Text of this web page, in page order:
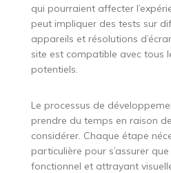
qui pourraient affecter
peut impliquer des tests sur
appareils et résolutions
site est compatible avec tous
potentiels.
Le processus de
prendre du temps en raison
considérer. Chaque étape
particulière pour s’assurer
fonctionnel et attrayant